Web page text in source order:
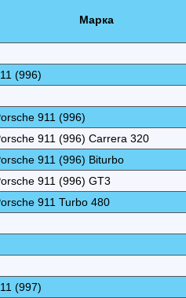
Марка
(996)
911 (996)
911 (996) Carrera 320
911 (996) Biturbo
911 (996) GT3
911 Turbo 480
(997)